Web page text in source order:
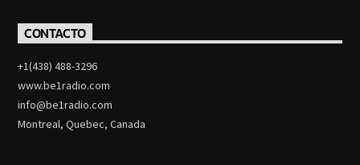
CONTACTO
+1(438) 488-3296
www.be1radio.com
info@be1radio.com
Montreal, Quebec, Canada